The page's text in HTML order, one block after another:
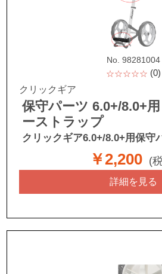
No. 98281004
☆☆☆☆☆ (0)
クリックギア
保守パーツ 6.0+/8.0+
ーストラップ
クリックギア6.0+/8.0+用保守
￥2,200 (
詳細を見る